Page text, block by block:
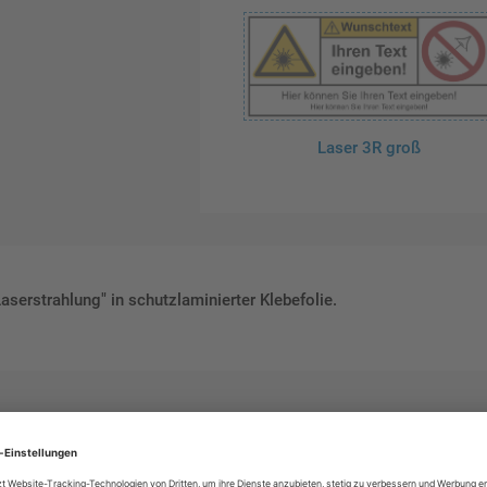
Laser 3R groß
in schutzlaminierter Klebefolie.